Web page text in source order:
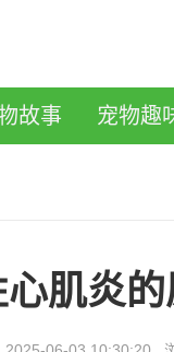
故事 宠物趣
肌炎